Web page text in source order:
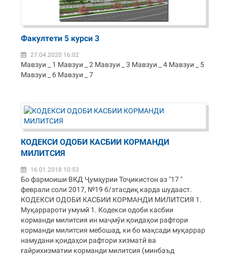
Факултети 5 курси 3
27.04.2020 16:02
Мавзуи _ 1 Мавзуи _ 2 Мавзуи _ 3 Мавзуи _ 4 Мавзуи _ 5
Мавзуи _ 6 Мавзуи _ 7
КОДЕКСИ ОДОБИ КАСБИИ КОРМАНДИ
МИЛИТСИЯ
16.01.2018 10:53
Бо фармоиши ВКД Ҷумҳурии Тоҷикистон аз "17 "
феврали соли 2017, №19 б/зтасдиқ карда шудааст.
КОДЕКСИ ОДОБИ КАСБИИ КОРМАНДИ МИЛИТСИЯ 1.
Муқаррароти умумӣ 1. Кодекси одоби касбии
корманди милитсия ин маҷмӯи қоидаҳои рафтори
корманди милитсия мебошад, ки бо мақсади муқаррар
намудани қоидаҳои рафтори хизматӣ ва
ғайрихизматии корманди милитсия (минбаъд